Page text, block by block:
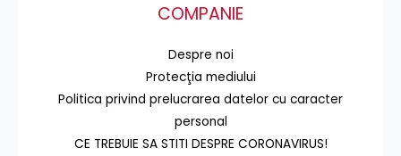
COMPANIE
Despre noi
Protecţia mediului
Politica privind prelucrarea datelor cu caracter
personal
CE TREBUIE SA STITI DESPRE CORONAVIRUS!